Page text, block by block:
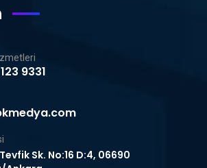
9331
Sk. No:16 D:4, 06690